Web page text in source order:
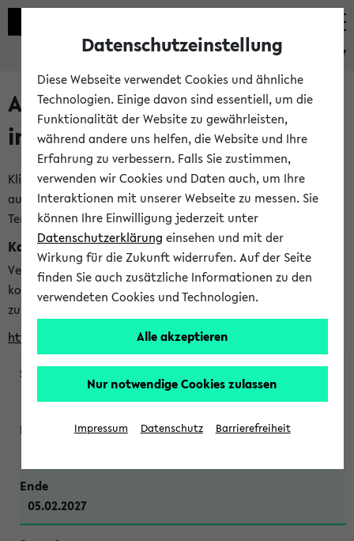
eKVV
Alle veröffentlichten Semester
im eKVV
Klicken Sie auf das Semester, welches Sie für Ihre Sitzung
auswählen möchten. Bitte beachten Sie auch die weiteren
Termine imKalender der Lehrplanung
Kalenderintegration
Verwenden Sie die folgende Adresse, um mit einer
kompatiblen Kalenderanwendung auf die Vorlesungszeiten
zuzugreifen (nähere Informationen
finden Sie hier
https://ekvv.uni-bielefeld.de/ws/calendar?vz
WiSe 2026/2027
05.02.2027
Datenschutzeinstellung
Diese Webseite verwendet Cookies und ähnliche
Technologien. Einige davon sind essentiell, um die
Funktionalität der Website zu gewährleisten,
während andere uns helfen, die Website und Ihre
Erfahrung zu verbessern. Falls Sie zustimmen,
verwenden wir Cookies und Daten auch, um Ihre
Interaktionen mit unserer Webseite zu messen. Sie
können Ihre Einwilligung jederzeit unter
Datenschutzerklärung einsehen und mit der
Wirkung für die Zukunft widerrufen. Auf der Seite
finden Sie auch zusätzliche Informationen zu den
verwendeten Cookies und Technologien.
Alle akzeptieren
Nur notwendige Cookies zulassen
Impressum Datenschutz Barrierefreiheit